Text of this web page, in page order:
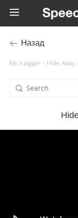
Назад
Mick Jagger – Hide